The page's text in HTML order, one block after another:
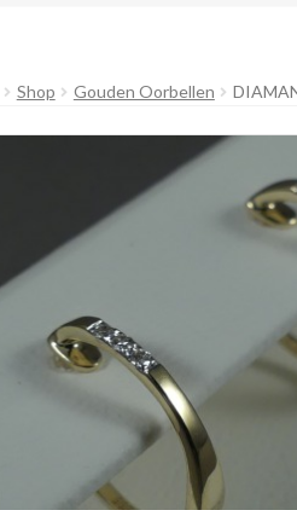
Shop Gouden Oorbellen